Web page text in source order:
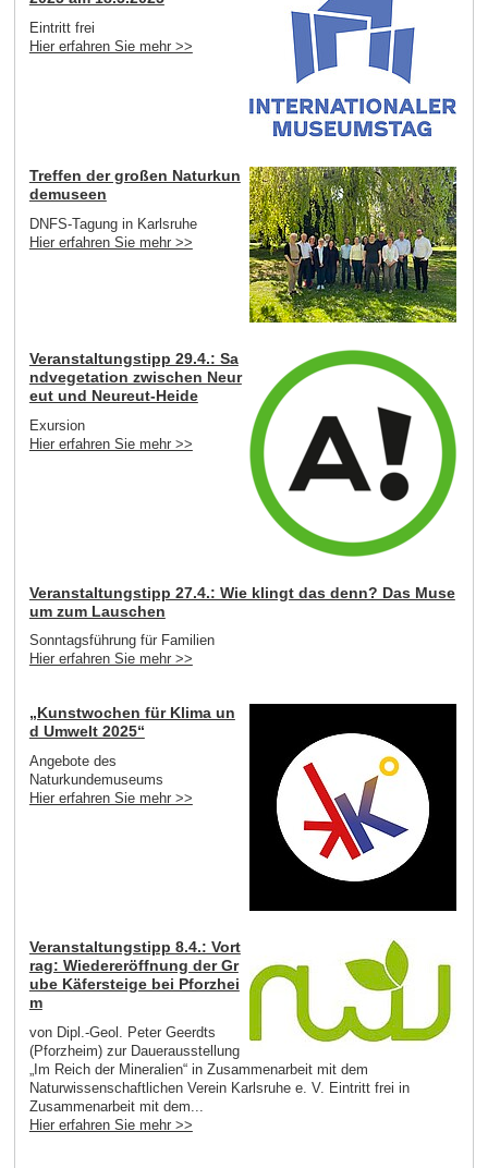
Eintritt frei
Hier erfahren Sie mehr >>
Treffen der großen Naturkun
demuseen
DNFS-Tagung in Karlsruhe
Hier erfahren Sie mehr >>
Veranstaltungstipp 29.4.: Sa
ndvegetation zwischen Neur
eut und Neureut-Heide
Exursion
Hier erfahren Sie mehr >>
Veranstaltungstipp 27.4.: Wie klingt das denn? Das Muse
um zum Lauschen
Sonntagsführung für Familien
Hier erfahren Sie mehr >>
„Kunstwochen für Klima un
d Umwelt 2025“
Angebote des
Naturkundemuseums
Hier erfahren Sie mehr >>
Veranstaltungstipp 8.4.: Vort
rag: Wiedereröffnung der Gr
ube Käfersteige bei Pforzhei
m
von Dipl.-Geol. Peter Geerdts
(Pforzheim) zur Dauerausstellung
„Im Reich der Mineralien“ in Zusammenarbeit mit dem
Naturwissenschaftlichen Verein Karlsruhe e. V. Eintritt frei in
Zusammenarbeit mit dem...
Hier erfahren Sie mehr >>